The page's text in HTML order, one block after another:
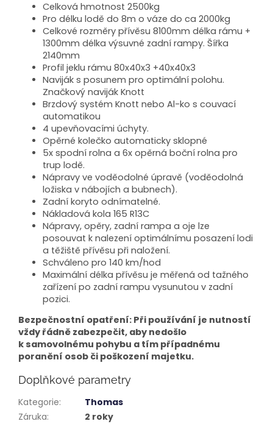
Celková hmotnost 2500kg
Pro délku lodě do 8m o váze do ca 2000kg
Celkové rozměry přívěsu 8100mm délka rámu +
1300mm délka výsuvné zadní rampy. Šířka
2140mm
Profil jeklu rámu 80x40x3 +40x40x3
Naviják s posunem pro optimální polohu.
Značkový naviják Knott
Brzdový systém Knott nebo Al-ko s couvací
automatikou
4 upevňovacími úchyty.
Opěrné kolečko automaticky sklopné
5x spodní rolna a 6x opěrná boční rolna pro
trup lodě.
Nápravy ve voděodolné úpravě (voděodolná
ložiska v nábojích a bubnech).
Zadní koryto odnímatelné.
Nákladová kola 165 R13C
Nápravy, opěry, zadní rampa a oje lze
posouvat k nalezení optimálnímu posazení lodi
a těžiště přívěsu při naložení.
Schváleno pro 140 km/hod
Maximální délka přívěsu je měřená od tažného
zařízení po zadní rampu vysunutou v zadní
pozici.
Bezpečnostní opatření: Při používání je nutností
vždy řádně zabezpečit, aby nedošlo
k samovolnému pohybu a tím případnému
poranění osob či poškození majetku.
Doplňkové parametry
Kategorie:
Thomas
Záruka:
2 roky